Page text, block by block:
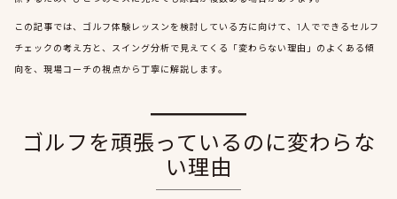
この記事では、ゴルフ体験レッスンを検討している方に向けて、1人でできるセルフ
チェックの考え方と、スイング分析で見えてくる「変わらない理由」のよくある傾
向を、現場コーチの視点から丁寧に解説します。
ゴルフを頑張っているのに変わらな
い理由